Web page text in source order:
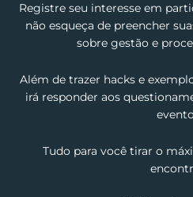
Registre seu interesse em
não esqueça de preencher
sobre gestão e
Além de trazer hacks e
irá responder aos
Tudo para você tirar o